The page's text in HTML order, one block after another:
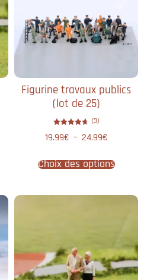
Figurine travaux publics
(lot de 25)
4.67
(3)
19.99€ – 24.99€
Choix des options